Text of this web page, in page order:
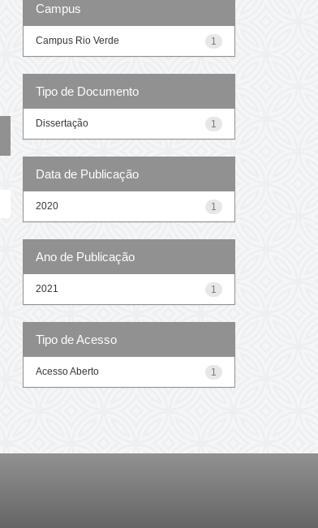
Campus
1
Campus Rio Verde
Tipo de Documento
1
Dissertação
Data de Publicação
1
2020
Ano de Publicação
1
2021
Tipo de Acesso
1
Acesso Aberto